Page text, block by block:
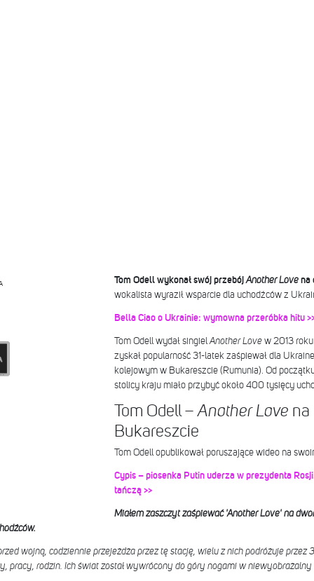
Tom Odell wykonał swój przebój Another Lovena
wokalista wyraził wsparcie dla uchodźców z
Bella Ciao o Ukrainie: wymowna przeróbka hitu
Tom Odell wydał singielAnother Love w 2013
zyskał popularność 31-latek zaśpiewał dla
kolejowym w Bukareszcie (Rumunia). Od
stolicy kraju miało przybyć około 400 tysięcy
Tom Odell –Another Love na
Bukareszcie
Tom Odell opublikował poruszające wideo na
Cypis – piosenka Putin uderza w prezydenta
tańczą >>
Miałem zaszczyt zaśpiewać 'Another Love' na
wojną, codziennie przejeżdża przez tę stację, wielu z nich podróżuje przez
pracy, rodzin. Ich świat został wywrócony do góry nogami w niewyobrażalny